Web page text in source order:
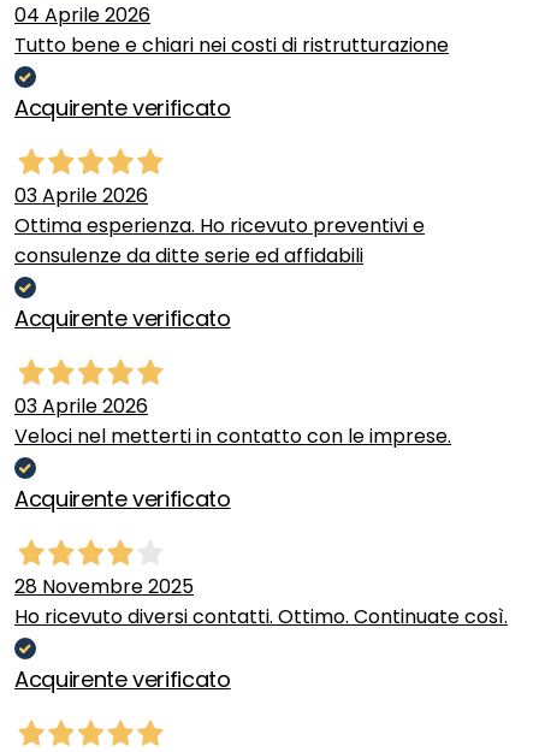
04 Aprile 2026
Tutto bene e chiari nei costi di ristrutturazione
Acquirente verificato
03 Aprile 2026
Ottima esperienza. Ho ricevuto preventivi e
consulenze da ditte serie ed affidabili
Acquirente verificato
03 Aprile 2026
Veloci nel metterti in contatto con le imprese.
Acquirente verificato
28 Novembre 2025
Ho ricevuto diversi contatti. Ottimo. Continuate così.
Acquirente verificato